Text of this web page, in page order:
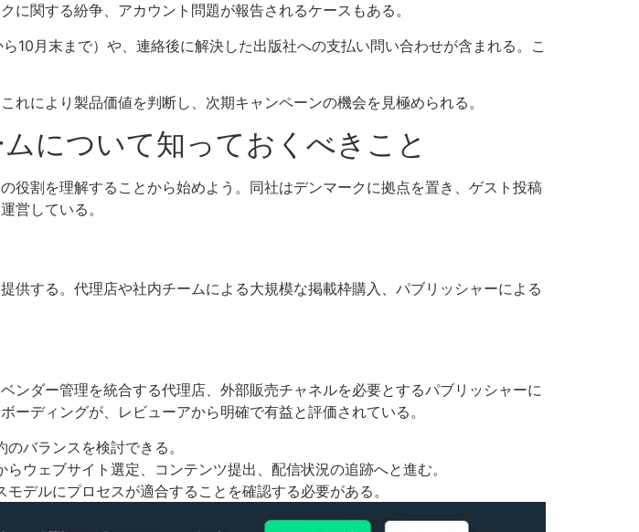
関する紛争、アカウント問題が報告されるケースもある。
月末まで）や、連絡後に解決した出版社への支払い問い合わせが含まれる。こ
により製品価値を判断し、次期キャンペーンの機会を見極められる。
について知っておくべきこと
役割を理解することから始めよう。同社はデンマークに拠点を置き、ゲスト投稿
営している。
する。代理店や社内チームによる大規模な掲載枠購入、パブリッシャーによる
ンダー管理を統合する代理店、外部販売チャネルを必要とするパブリッシャーに
ディングが、レビューアから明確で有益と評価されている。
バランスを検討できる。
ウェブサイト選定、コンテンツ提出、配信状況の追跡へと進む。
デルにプロセスが適合することを確認する必要がある。